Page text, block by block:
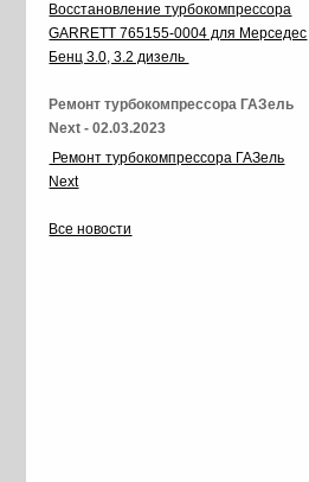
Восстановление турбокомпрессора
GARRETT 765155-0004 для Мерседес
Бенц 3.0, 3.2 дизель
Ремонт турбокомпрессора ГАЗель
Next - 02.03.2023
Ремонт турбокомпрессора ГАЗель
Next
Все новости